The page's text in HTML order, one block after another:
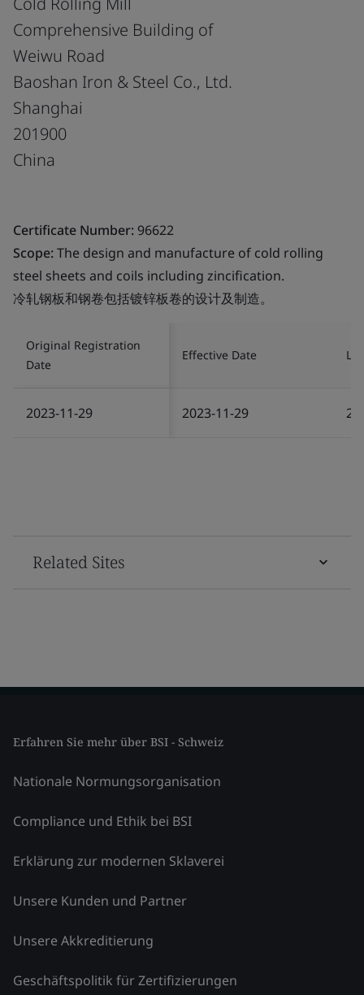
Comprehensive Building of
Weiwu Road
Baoshan Iron & Steel Co., Ltd.
Shanghai
201900
China
Certificate Number: 96622
Scope:The design and manufacture of cold rolling
steel sheets and coils including zincification.
冷轧钢板和钢卷包括镀锌板卷的设计及制造。
Original Registration
Date
Effective Date
2023-11-29 2023-11-29
Related Sites
Erfahren Sie mehr über BSI - Schweiz
Nationale Normungsorganisation
Compliance und Ethik bei BSI
Erklärung zur modernen Sklaverei
Unsere Kunden und Partner
Unsere Akkreditierung
Geschäftspolitik für Zertifizierungen